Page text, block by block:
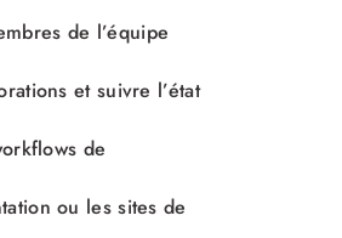
de l’équipe
et suivre l’état
de
ou les sites de